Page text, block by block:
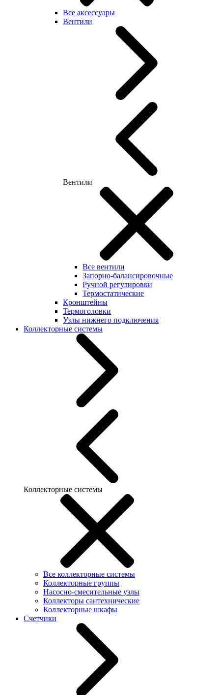
Все аксессуары
Вентили
Вентили
Все вентили
Запорно-балансировочные
Ручной регулировки
Термостатические
Кронштейны
Термоголовки
Узлы нижнего подключения
Коллекторные системы
Коллекторные системы
Все коллекторные системы
Коллекторные группы
Насосно-смесительные узлы
Коллекторы сантехнические
Коллекторные шкафы
Счетчики